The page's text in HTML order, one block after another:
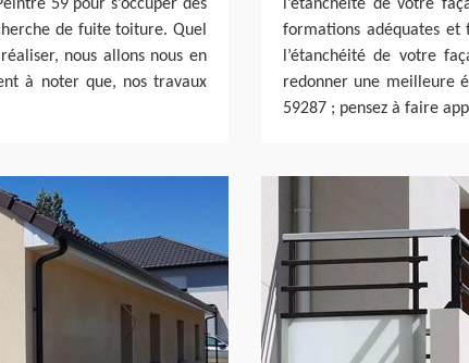
59 pour s’occuper des
de fuite toiture. Quel
nous allons nous en
à noter que, nos travaux
l’étanchéité de votre
formations adéquates
l’étanchéité de votre
redonner une meilleure
59287 ; pensez à faire